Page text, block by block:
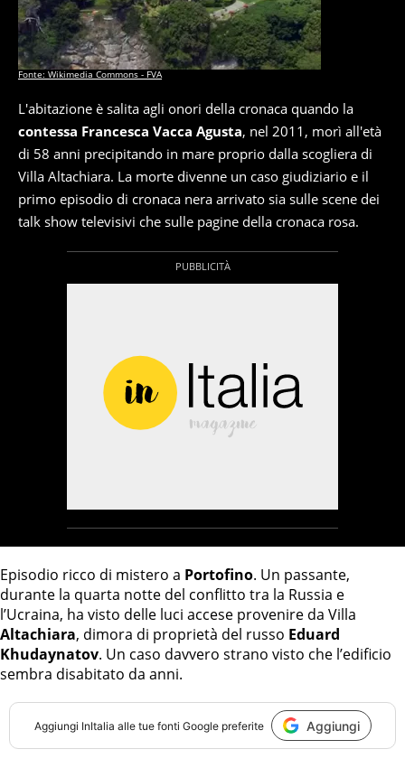
Fonte: Wikimedia Commons - FVA
L'abitazione è salita agli onori della cronaca quando la
contessa Francesca Vacca Agusta, nel 2011, morì all'età
di 58 anni precipitando in mare proprio dalla scogliera di
Villa Altachiara. La morte divenne un caso giudiziario e il
primo episodio di cronaca nera arrivato sia sulle scene dei
talk show televisivi che sulle pagine della cronaca rosa.
Episodio ricco di mistero a Portofino. Un passante,
durante la quarta notte del conflitto tra la Russia e
l’Ucraina, ha visto delle luci accese provenire da Villa
Altachiara, dimora di proprietà del russo Eduard
Khudaynatov. Un caso davvero strano visto che l’edificio
sembra disabitato da anni.
Aggiungi InItalia alle tue fonti Google preferite Aggiungi